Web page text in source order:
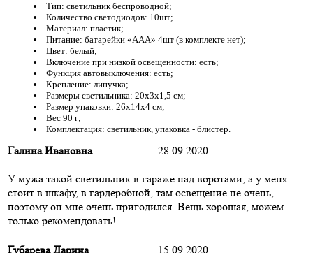
Тип: светильник беспроводной;
Количество светодиодов: 10шт;
Материал: пластик;
Питание: батарейки «AАА» 4шт (в комплекте нет);
Цвет: белый;
Включение при низкой освещенности: есть;
Функция автовыключения: есть;
Крепление: липучка;
Размеры светильника: 20х3х1,5 см;
Размер упаковки: 26х14х4 см;
Вес 90 г;
Комплектация: светильник, упаковка - блистер.
Галина Ивановна 28.09.2020
У мужа такой светильник в гараже над воротами, а у меня
стоит в шкафу, в гардеробной, там освещение не очень,
поэтому он мне очень пригодился. Вещь хорошая, можем
только рекомендовать!
Губарева Дарина 15.09.2020